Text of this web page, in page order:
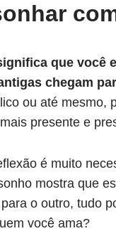
que você
chegam
ou até mesmo,
presente e
é muito
mostra que
o outro, tudo
você ama?